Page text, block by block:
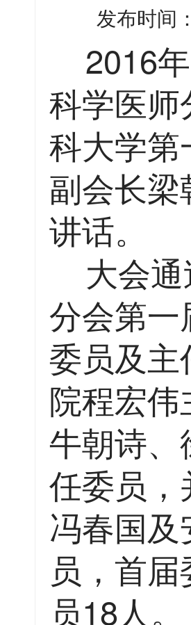
发布时间
2016
科学医
科大学
副会长
讲话。
大会通
分会第
委员及
院程宏
牛朝诗
任委员
冯春国
员，首
员18人。